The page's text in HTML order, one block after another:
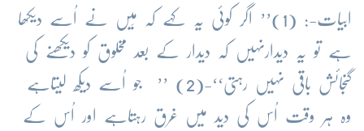
ابیات-: (1)’’ اگر کوئی یہ کہے کہ مَیں نے اُسے دیکھا
ہے تو یہ دیدارنہیں کہ دیدار کے بعد مخلوق کو دیکھنے کی
گنجائش باقی نہیں رہتی‘‘-(2) ’’ جو اُسے دیکھ لیتاہے
وہ ہر وقت اُس کی دید میں غرق رہتاہے اور اُس کے